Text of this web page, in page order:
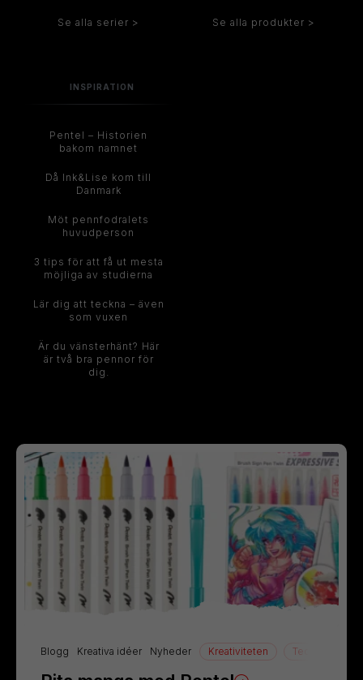
Blogg Kreativa idéer Nyheder Kreativiteten Teckning
Se alla serier > Se alla produkter >
INSPIRATION
Pentel – Historien
bakom namnet
Då Ink&Lise kom till
Danmark
Möt pennfodralets
huvudperson
3 tips för att få ut mesta
möjliga av studierna
Lär dig att teckna – även
som vuxen
Är du vänsterhänt? Här
är två bra pennor för
dig.